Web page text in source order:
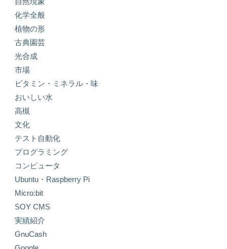
化学全般
植物の形
古典園芸
光合成
市場
ビタミン・ミネラル・味
おいしい水
高槻
文化
テスト自動化
プログラミング
コンピュータ
Ubuntu・Raspberry Pi
Micro:bit
SOY CMS
実績紹介
GnuCash